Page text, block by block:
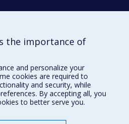
the importance of
and personalize your
cookies are required to
and security, while
By accepting all, you
to better serve you.